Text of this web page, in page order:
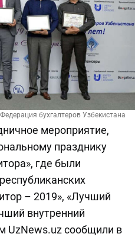
Федерация бухгалтеров Узбекистана
мероприятие,
празднику
где были
– 2019», «Лучший
внутренний
UzNews.uz сообщили в